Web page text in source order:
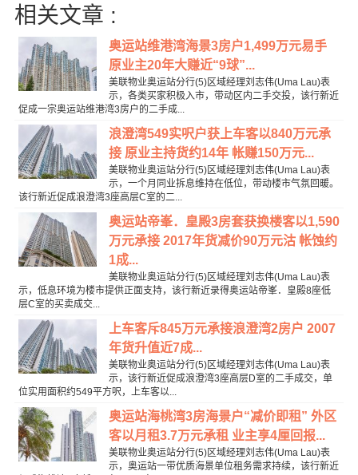
相关文章 :
奥运站维港湾海景3房户1,499万元易手
原业主20年大赚近“9球”...
美联物业奥运站分行(5)区域经理刘志伟(Uma Lau)表
示，各类买家积极入市，带动区内二手交投，该行新近
促成一宗奥运站维港湾3房户的二手成...
浪澄湾549实呎户获上车客以840万元承
接 原业主持货约14年 帐赚150万元...
美联物业奥运站分行(5)区域经理刘志伟(Uma Lau)表
示，一个月同业拆息维持在低位，带动楼市气氛回暖。
该行新近促成浪澄湾3座高层C室的二...
奥运站帝峯．皇殿3房套获换楼客以1,590
万元承接 2017年货减价90万元沽 帐蚀约
1成...
美联物业奥运站分行(5)区域经理刘志伟(Uma Lau)表
示，低息环境为楼市提供正面支持，该行新近录得奥运站帝峯．皇殿8座低
层C室的买卖成交...
上车客斥845万元承接浪澄湾2房户 2007
年货升值近7成...
美联物业奥运站分行(5)区域经理刘志伟(Uma Lau)表
示，该行新近促成浪澄湾3座高层D室的二手成交，单
位实用面积约549平方呎，上车客以...
奥运站海桃湾3房海景户“减价即租” 外区
客以月租3.7万元承租 业主享4厘回报...
美联物业奥运站分行(5)区域经理刘志伟(Uma Lau)表
示，奥运站一带优质海景单位租务需求持续，该行新近